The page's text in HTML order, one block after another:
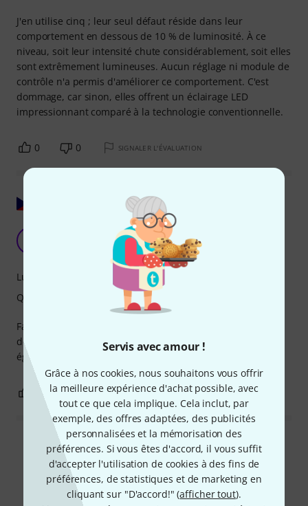
Servis avec amour !
Grâce à nos cookies, nous souhaitons vous offrir
la meilleure expérience d'achat possible, avec
tout ce que cela implique. Cela inclut, par
exemple, des offres adaptées, des publicités
personnalisées et la mémorisation des
préférences. Si vous êtes d'accord, il vous suffit
d'accepter l'utilisation de cookies à des fins de
préférences, de statistiques et de marketing en
cliquant sur "D'accord!" (afficher tout).
J'en utilise cinq ; leur seul défaut réside dans leur
comportement en dessous de 10 % de luminosité. À ce
niveau, soit leur intensité chute considérablement, soit elles
sont extrêmement lumineuses. Aucun réglage ni module de
contrôle n'a permis d'améliorer ce comportement. C'est
dommage, car sinon, elles offrent un éclairage LED
impressionnant comparé à la technologie conventionnelle.
0 0 SIGNALER L'ÉVALUATION
Kalvoj 19.03.2018
Fabrication solide, zoom fluide et gradation fiable dès le
départ. La possibilité de mettre à jour le logiciel est
également un plus.
Luminosité
Qualité de fabrication
0 SIGNALER L'ÉVALUATION
Lire toutes les évaluations